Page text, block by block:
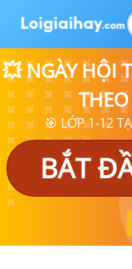
💥 NGÀY HỘI
🎯 LỚP 1-12
BẮT